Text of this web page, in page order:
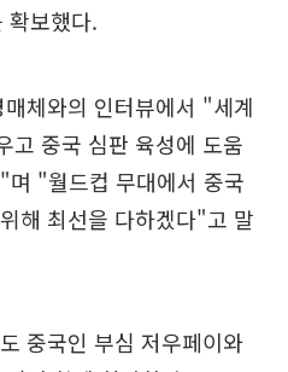
확보했다.
체와의 인터뷰에서 "세계
고 중국 심판 육성에 도움
"월드컵 무대에서 중국
해 최선을 다하겠다"고 말
중국인 부심 저우페이와